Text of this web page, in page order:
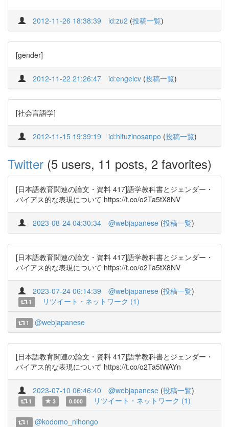
2012-11-26 18:38:39 id:zu2 (投稿一覧)
[gender]
2012-11-22 21:26:47 id:engelcv (投稿一覧)
[社会言語学]
2012-11-15 19:39:19 id:hituzinosanpo (投稿一覧)
Twitter (5 users, 11 posts, 2 favorites)
[日本語教育関連の論文・資料 417]語学教科書とジェンダー・
バイアス的な表現について https://t.co/o2Ta5tX8NV
2023-08-24 04:30:34 @webjapanese (投稿一覧)
[日本語教育関連の論文・資料 417]語学教科書とジェンダー・
バイアス的な表現について https://t.co/o2Ta5tX8NV
2023-07-24 06:14:39 @webjapanese (投稿一覧)
1 リツイート・ネットワーク (1)
1 @webjapanese
[日本語教育関連の論文・資料 417]語学教科書とジェンダー・
バイアス的な表現について https://t.co/o2Ta5tWAYn
2023-07-10 06:46:40 @webjapanese (投稿一覧)
1 3 0.000 リツイート・ネットワーク (1)
1 @kodomo_nihongo